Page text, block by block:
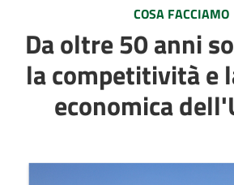
COSA FACCIAMO
Da oltre 50 anni
la competitività e
economica